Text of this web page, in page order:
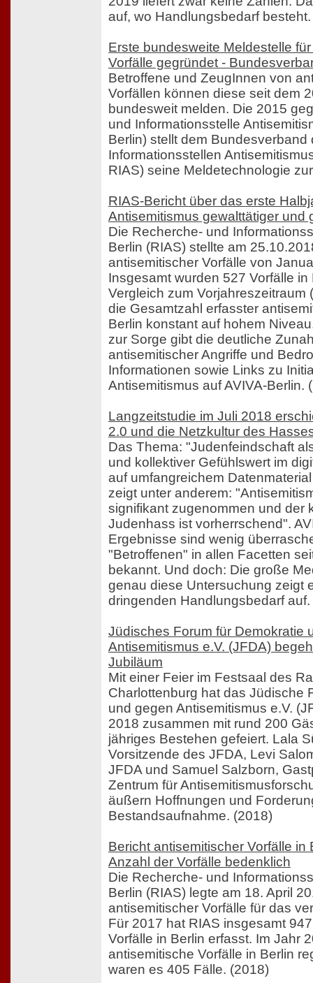
auf, wo Handlungsbedarf besteht.
Erste bundesweite Meldestelle
Vorfälle gegründet -
Betroffene und ZeugInnen von
Vorfällen können diese seit dem
bundesweit melden. Die 2015
und Informationsstelle
Berlin) stellt dem
Informationsstellen
RIAS) seine Meldetechnologie
RIAS-Bericht über das erste
Antisemitismus gewalttätiger und
Die Recherche- und
Berlin (RIAS) stellte am
antisemitischer Vorfälle von
Insgesamt wurden 527 Vorfälle in
Vergleich zum Vorjahreszeitraum
die Gesamtzahl erfasster
Berlin konstant auf hohem
zur Sorge gibt die deutliche
antisemitischer Angriffe und
Informationen sowie Links zu
Antisemitismus auf AVIVA-Berlin.
Langzeitstudie im Juli 2018
2.0 und die Netzkultur des
Das Thema: "Judenfeindschaft
und kollektiver Gefühlswert im
auf umfangreichem
zeigt unter anderem:
signifikant zugenommen und der
Judenhass ist vorherrschend".
Ergebnisse sind wenig
"Betroffenen" in allen Facetten
bekannt. Und doch: Die große
genau diese Untersuchung zeigt
dringenden Handlungsbedarf
Jüdisches Forum für Demokratie
Antisemitismus e.V. (JFDA)
Jubiläum
Mit einer Feier im Festsaal des
Charlottenburg hat das Jüdische
und gegen Antisemitismus e.V.
2018 zusammen mit rund 200
jähriges Bestehen gefeiert. Lala
Vorsitzende des JFDA, Levi
JFDA und Samuel Salzborn,
Zentrum für
äußern Hoffnungen und
Bestandsaufnahme. (2018)
Bericht antisemitischer Vorfälle in
Anzahl der Vorfälle bedenklich
Die Recherche- und
Berlin (RIAS) legte am 18. April
antisemitischer Vorfälle für das
Für 2017 hat RIAS insgesamt
Vorfälle in Berlin erfasst. Im Jahr
antisemitische Vorfälle in Berlin
waren es 405 Fälle. (2018)